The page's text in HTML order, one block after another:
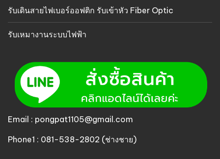
รับเดินสายไฟเบอร์ออฟติก รับเข้าหัว Fiber Optic
รับเหมางานระบบไฟฟ้า
Email : pongpat1105@gmail.com
Phone1 : 081-538-2802 (ช่างชาย)